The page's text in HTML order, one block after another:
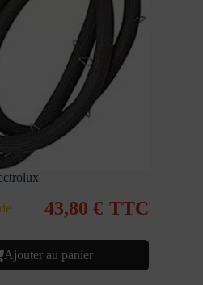
43,80 € TTC
Ajouter au panier